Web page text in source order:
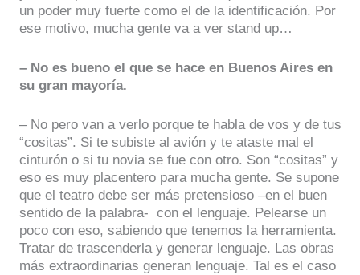
un poder muy fuerte como el de la identificación. Por
ese motivo, mucha gente va a ver stand up…
– No es bueno el que se hace en Buenos Aires en
su gran mayoría.
– No pero van a verlo porque te habla de vos y de tus
“cositas”. Si te subiste al avión y te ataste mal el
cinturón o si tu novia se fue con otro. Son “cositas” y
eso es muy placentero para mucha gente. Se supone
que el teatro debe ser más pretensioso –en el buen
sentido de la palabra- con el lenguaje. Pelearse un
poco con eso, sabiendo que tenemos la herramienta.
Tratar de trascenderla y generar lenguaje. Las obras
más extraordinarias generan lenguaje. Tal es el caso